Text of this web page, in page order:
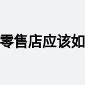
售店应该如